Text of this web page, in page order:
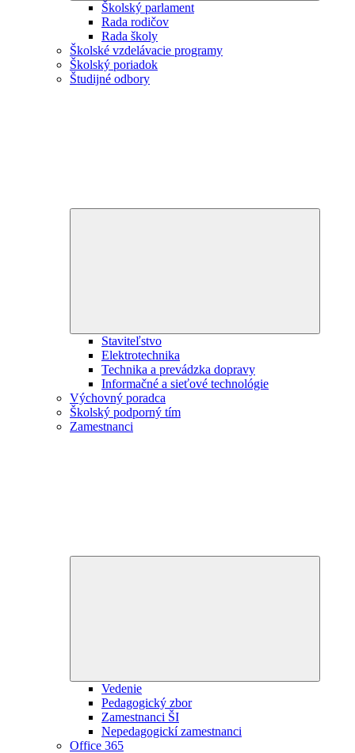
Školský parlament
Rada rodičov
Rada školy
Školské vzdelávacie programy
Školský poriadok
Študijné odbory
Staviteľstvo
Elektrotechnika
Technika a prevádzka dopravy
Informačné a sieťové technológie
Výchovný poradca
Školský podporný tím
Zamestnanci
Vedenie
Pedagogický zbor
Zamestnanci ŠI
Nepedagogickí zamestnanci
Office 365